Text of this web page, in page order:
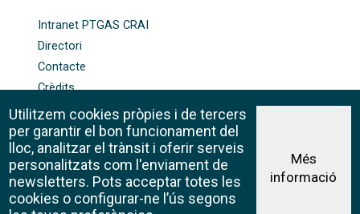
Intranet PTGAS CRAI
Directori
Contacte
Crèdits
Mapa web
Política de galetes
Avís legal
©CRAI Universitat de Barcelona
Creative Commons 4.0
Utilitzem cookies pròpies i de tercers
per garantir el bon funcionament del
lloc, analitzar el trànsit i oferir serveis
personalitzats com l'enviament de
newsletters. Pots acceptar totes les
cookies o configurar-ne l’ús segons
Més
informació